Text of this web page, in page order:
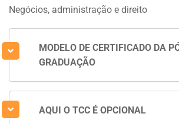
Negócios, administração e direito
MODELO DE CERTIFICADO DA
GRADUAÇÃO
AQUI O TCC É OPCIONAL